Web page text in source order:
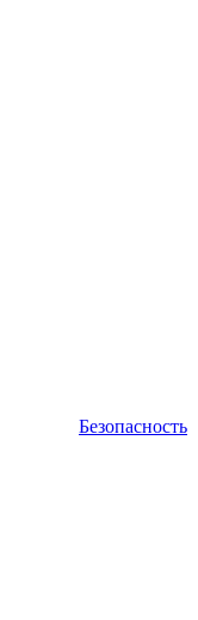
Безопасность